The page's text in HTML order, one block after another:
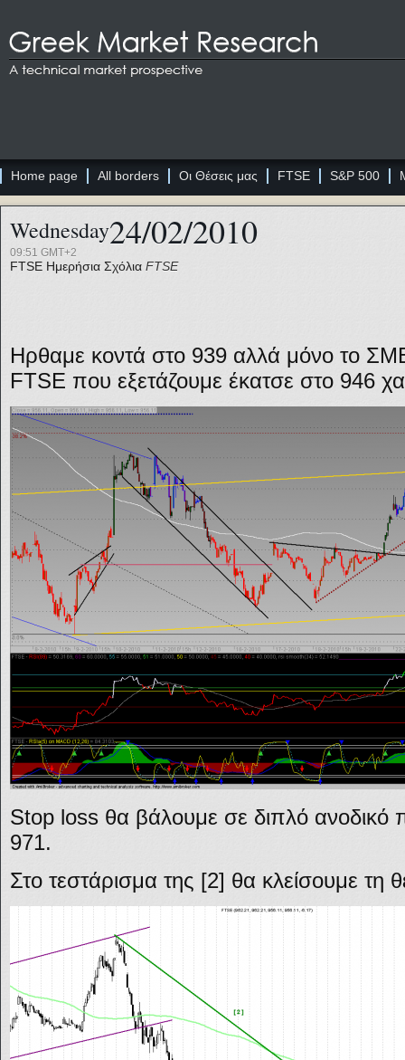
Home page All borders Οι Θέσεις μας FTSE S&P 500
Wednesday24/02/2010
09:51 GMT+2
FTSE Ημερήσια Σχόλια FTSE
Ηρθαμε κοντά στο 939 αλλά μόνο το
FTSE που εξετάζουμε έκατσε στο 946
Stop loss θα βάλουμε σε διπλό
971.
Στο τεστάρισμα της [2] θα κλείσουμε τη